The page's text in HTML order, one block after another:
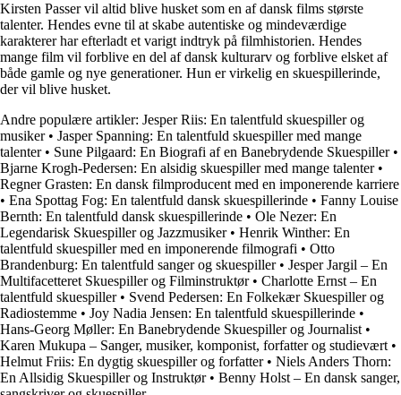
Kirsten Passer vil altid blive husket som en af dansk films største
talenter. Hendes evne til at skabe autentiske og mindeværdige
karakterer har efterladt et varigt indtryk på filmhistorien. Hendes
mange film vil forblive en del af dansk kulturarv og forblive elsket af
både gamle og nye generationer. Hun er virkelig en skuespillerinde,
der vil blive husket.
Andre populære artikler: Jesper Riis: En talentfuld skuespiller og
musiker• Jasper Spanning: En talentfuld skuespiller med mange
talenter• Sune Pilgaard: En Biografi af en Banebrydende Skuespiller•
Bjarne Krogh-Pedersen: En alsidig skuespiller med mange talenter•
Regner Grasten: En dansk filmproducent med en imponerende karriere
• Ena Spottag Fog: En talentfuld dansk skuespillerinde • Fanny Louise
Bernth: En talentfuld dansk skuespillerinde • Ole Nezer: En
Legendarisk Skuespiller og Jazzmusiker• Henrik Winther: En
talentfuld skuespiller med en imponerende filmografi • Otto
Brandenburg: En talentfuld sanger og skuespiller• Jesper Jargil – En
Multifacetteret Skuespiller og Filminstruktør• Charlotte Ernst – En
talentfuld skuespiller• Svend Pedersen: En Folkekær Skuespiller og
Radiostemme • Joy Nadia Jensen: En talentfuld skuespillerinde •
Hans-Georg Møller: En Banebrydende Skuespiller og Journalist •
Karen Mukupa – Sanger, musiker, komponist, forfatter og studievært •
Helmut Friis: En dygtig skuespiller og forfatter• Niels Anders Thorn:
En Allsidig Skuespiller og Instruktør• Benny Holst – En dansk sanger,